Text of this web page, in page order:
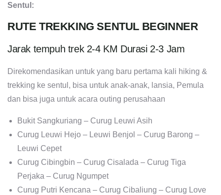
Sentul:
RUTE TREKKING SENTUL BEGINNER
Jarak tempuh trek 2-4 KM Durasi 2-3 Jam
Direkomendasikan untuk yang baru pertama kali hiking &
trekking ke sentul, bisa untuk anak-anak, lansia, Pemula
dan bisa juga untuk acara outing perusahaan
Bukit Sangkuriang – Curug Leuwi Asih
Curug Leuwi Hejo – Leuwi Benjol – Curug Barong –
Leuwi Cepet
Curug Cibingbin – Curug Cisalada – Curug Tiga
Perjaka – Curug Ngumpet
Curug Putri Kencana – Curug Cibaliung – Curug Love